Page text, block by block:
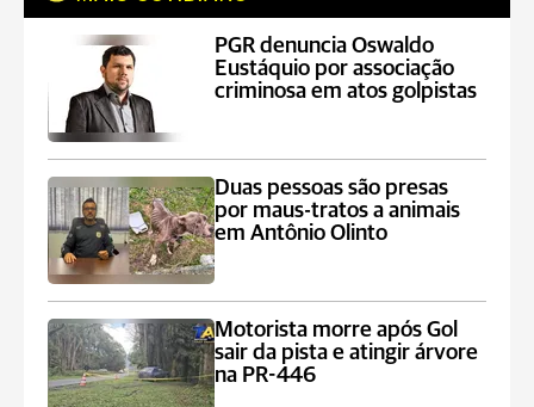
PGR denuncia Oswaldo
Eustáquio por associação
criminosa em atos golpistas
Duas pessoas são presas
por maus-tratos a animais
em Antônio Olinto
Motorista morre após Gol
sair da pista e atingir árvore
na PR-446